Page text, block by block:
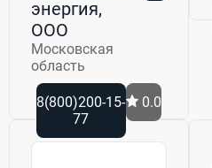
энергия,
ООО
Московская
область
8(800)200-15-
77
0.0